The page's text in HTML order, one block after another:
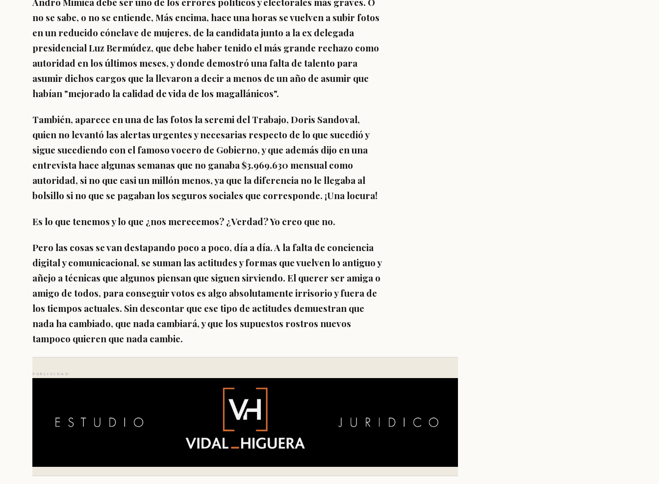
no se sabe, o no se entiende, Más encima, hace una horas se vuelven a subir fotos
en un reducido cónclave de mujeres, de la candidata junto a la ex delegada
presidencial Luz Bermúdez, que debe haber tenido el más grande rechazo como
autoridad en los últimos meses, y donde demostró una falta de talento para
asumir dichos cargos que la llevaron a decir a menos de un año de asumir que
habían "mejorado la calidad de vida de los magallánicos".
También, aparece en una de las fotos la seremi del Trabajo, Doris Sandoval,
quien no levantó las alertas urgentes y necesarias respecto de lo que sucedió y
sigue sucediendo con el famoso vocero de Gobierno, y que además dijo en una
entrevista hace algunas semanas que no ganaba $3.969.630 mensual como
autoridad, si no que casi un millón menos, ya que la diferencia no le llegaba al
bolsillo si no que se pagaban los seguros sociales que corresponde. ¡Una locura!
Es lo que tenemos y lo que ¿nos merecemos? ¿Verdad? Yo creo que no.
Pero las cosas se van destapando poco a poco, día a día. A la falta de conciencia
digital y comunicacional, se suman las actitudes y formas que vuelven lo antiguo y
añejo a técnicas que algunos piensan que siguen sirviendo. El querer ser amiga o
amigo de todos, para conseguir votos es algo absolutamente irrisorio y fuera de
los tiempos actuales. Sin descontar que ese tipo de actitudes demuestran que
nada ha cambiado, que nada cambiará, y que los supuestos rostros nuevos
tampoco quieren que nada cambie.
PUBLICIDAD